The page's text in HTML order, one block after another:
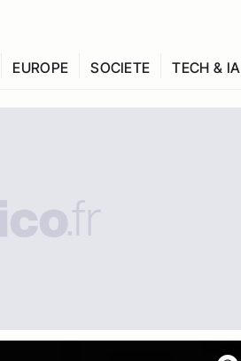
EUROPE SOCIETE TECH & IA